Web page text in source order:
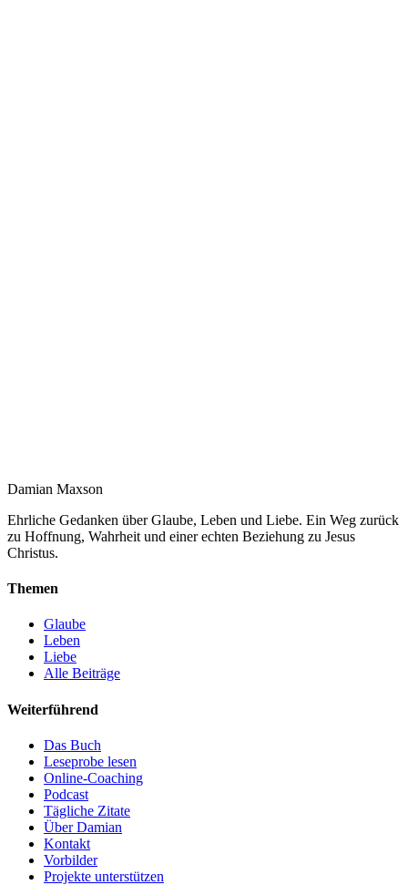
Damian Maxson
Ehrliche Gedanken über Glaube, Leben und Liebe. Ein Weg zurück
zu Hoffnung, Wahrheit und einer echten Beziehung zu Jesus
Christus.
Themen
Glaube
Leben
Liebe
Alle Beiträge
Weiterführend
Das Buch
Leseprobe lesen
Online-Coaching
Podcast
Tägliche Zitate
Über Damian
Kontakt
Vorbilder
Projekte unterstützen